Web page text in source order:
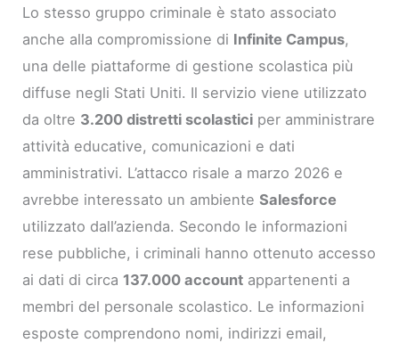
Lo stesso gruppo criminale è stato associato
anche alla compromissione di Infinite Campus,
una delle piattaforme di gestione scolastica più
diffuse negli Stati Uniti. Il servizio viene utilizzato
da oltre 3.200 distretti scolastici per amministrare
attività educative, comunicazioni e dati
amministrativi. L’attacco risale a marzo 2026 e
avrebbe interessato un ambienteSalesforce
utilizzato dall’azienda. Secondo le informazioni
rese pubbliche, i criminali hanno ottenuto accesso
ai dati di circa 137.000 account appartenenti a
membri del personale scolastico. Le informazioni
esposte comprendono nomi, indirizzi email,